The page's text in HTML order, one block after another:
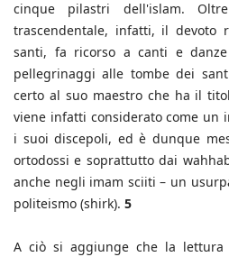
cinque pilastri dell'islam.
trascendentale, infatti, il devoto
santi, fa ricorso a canti e
pellegrinaggi alle tombe dei
certo al suo maestro che ha il
viene infatti considerato come un
i suoi discepoli, ed è dunque
ortodossi e soprattutto dai
anche negli imam sciiti – un
politeismo (shirk). 5
A ciò si aggiunge che la lettura